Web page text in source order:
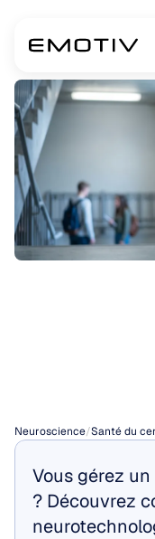
Neuroscience/Santé du
Vous gérez
? Découvrez